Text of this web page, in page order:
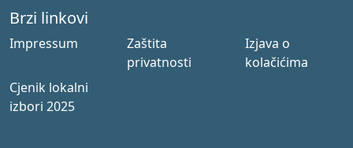
Brzi linkovi
Impressum
Zaštita
privatnosti
Izjava o
kolačićima
Cjenik lokalni
izbori 2025